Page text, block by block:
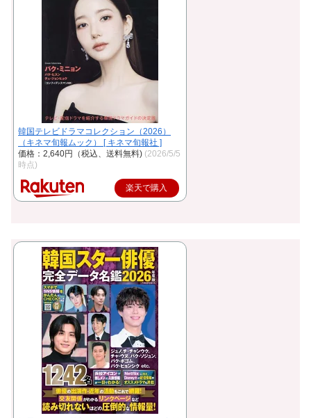
韓国テレビドラマコレクション（2026）
（キネマ旬報ムック） [ キネマ旬報社 ]
価格：2,640円（税込、送料無料) (2026/5/5
時点)
楽天で購入